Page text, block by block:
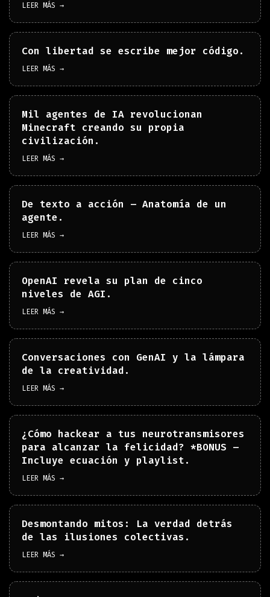
LEER MÁS →
Con libertad se escribe mejor código.
LEER MÁS →
Mil agentes de IA revolucionan
Minecraft creando su propia
civilización.
LEER MÁS →
De texto a acción – Anatomía de un
agente.
LEER MÁS →
OpenAI revela su plan de cinco
niveles de AGI.
LEER MÁS →
Conversaciones con GenAI y la lámpara
de la creatividad.
LEER MÁS →
¿Cómo hackear a tus neurotransmisores
para alcanzar la felicidad? *BONUS –
Incluye ecuación y playlist.
LEER MÁS →
Desmontando mitos: La verdad detrás
de las ilusiones colectivas.
LEER MÁS →